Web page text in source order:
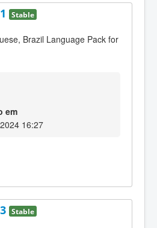
Stable
Brazil Language Pack for
em
16:27
Stable